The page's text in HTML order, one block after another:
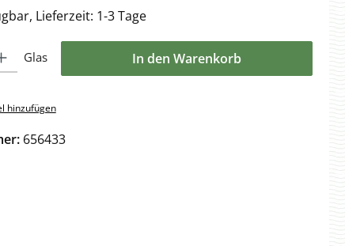
Lieferzeit: 1-3 Tage
Gib den gewünschten Wert ein oder benutze die
Glas In den Warenkorb
hinzufügen
656433